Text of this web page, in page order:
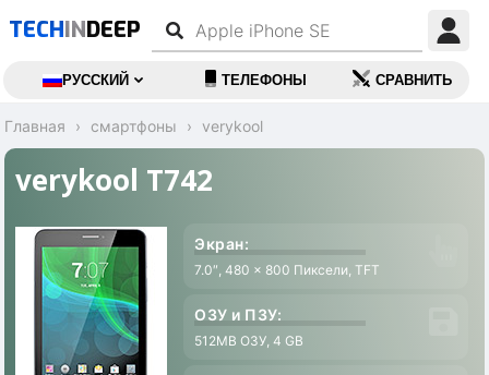
TECHINDEEP
РУССКИЙ ТЕЛЕФОНЫ СРАВНИТЬ
Главная смартфоны verykool
verykool T742
Экран:
7.0″, 480 x 800 Пиксели, TFT
ОЗУ и ПЗУ:
512MB ОЗУ, 4 GB